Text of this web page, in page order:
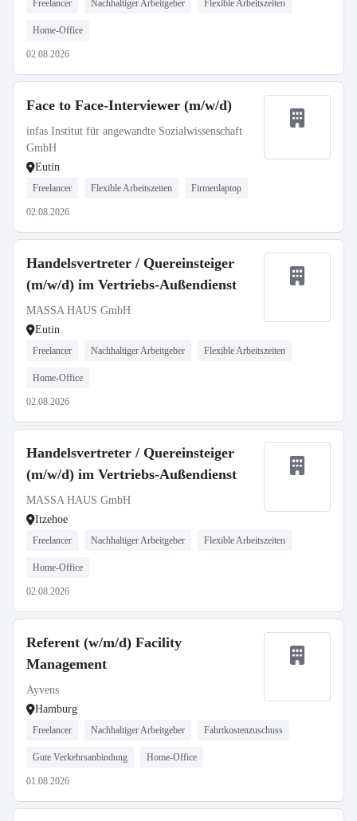
Freelancer Nachhaltiger Arbeitgeber Flexible Arbeitszeiten
Home-Office
02.08.2026
Face to Face-Interviewer (m/w/d)
infas Institut für angewandte Sozialwissenschaft
GmbH
Eutin
Freelancer Flexible Arbeitszeiten Firmenlaptop
02.08.2026
Handelsvertreter / Quereinsteiger
(m/w/d) im Vertriebs-Außendienst
MASSA HAUS GmbH
Eutin
Freelancer Nachhaltiger Arbeitgeber Flexible Arbeitszeiten
Home-Office
02.08.2026
Handelsvertreter / Quereinsteiger
(m/w/d) im Vertriebs-Außendienst
MASSA HAUS GmbH
Itzehoe
Freelancer Nachhaltiger Arbeitgeber Flexible Arbeitszeiten
Home-Office
02.08.2026
Referent (w/m/d) Facility
Management
Ayvens
Hamburg
Freelancer Nachhaltiger Arbeitgeber Fahrtkostenzuschuss
Gute Verkehrsanbindung Home-Office
01.08.2026